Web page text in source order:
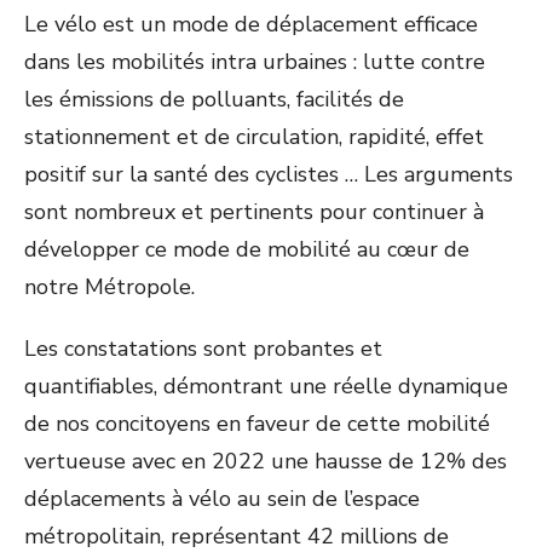
Le vélo est un mode de déplacement efficace
dans les mobilités intra urbaines : lutte contre
les émissions de polluants, facilités de
stationnement et de circulation, rapidité, effet
positif sur la santé des cyclistes … Les arguments
sont nombreux et pertinents pour continuer à
développer ce mode de mobilité au cœur de
notre Métropole.
Les constatations sont probantes et
quantifiables, démontrant une réelle dynamique
de nos concitoyens en faveur de cette mobilité
vertueuse avec en 2022 une hausse de 12% des
déplacements à vélo au sein de l’espace
métropolitain, représentant 42 millions de